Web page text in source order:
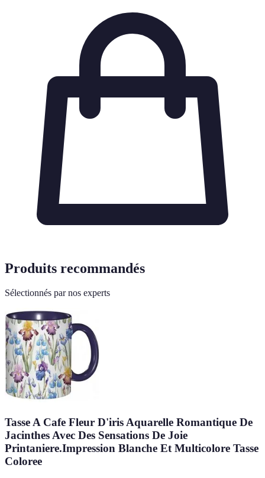
Produits recommandés
Sélectionnés par nos experts
Tasse A Cafe Fleur D'iris Aquarelle Romantique De
Jacinthes Avec Des Sensations De Joie
Printaniere.Impression Blanche Et Multicolore Tasse
Coloree